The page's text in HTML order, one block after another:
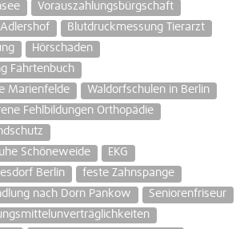
Vorauszahlungsbürgschaft
Blutdruckmessung Tierarzt
Hörschaden
Fahrtenbuch
Marienfelde
Waldorfschulen in Berlin
Fehlbildungen Orthopädie
Schöneweide
EKG
Berlin
feste Zahnspange
nach Dorn Pankow
Seniorenfriseur